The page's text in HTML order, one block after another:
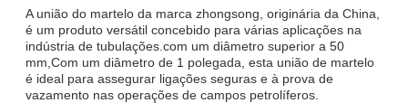
A união do martelo da marca zhongsong, originária da China,
é um produto versátil concebido para várias aplicações na
indústria de tubulações.com um diâmetro superior a 50
mm,Com um diâmetro de 1 polegada, esta união de martelo
é ideal para assegurar ligações seguras e à prova de
vazamento nas operações de campos petrolíferos.